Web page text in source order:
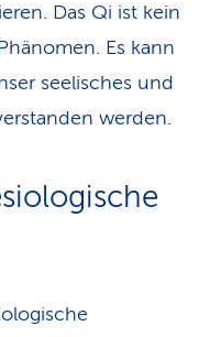
Das Qi ist kein
Es kann
seelisches und
werden.